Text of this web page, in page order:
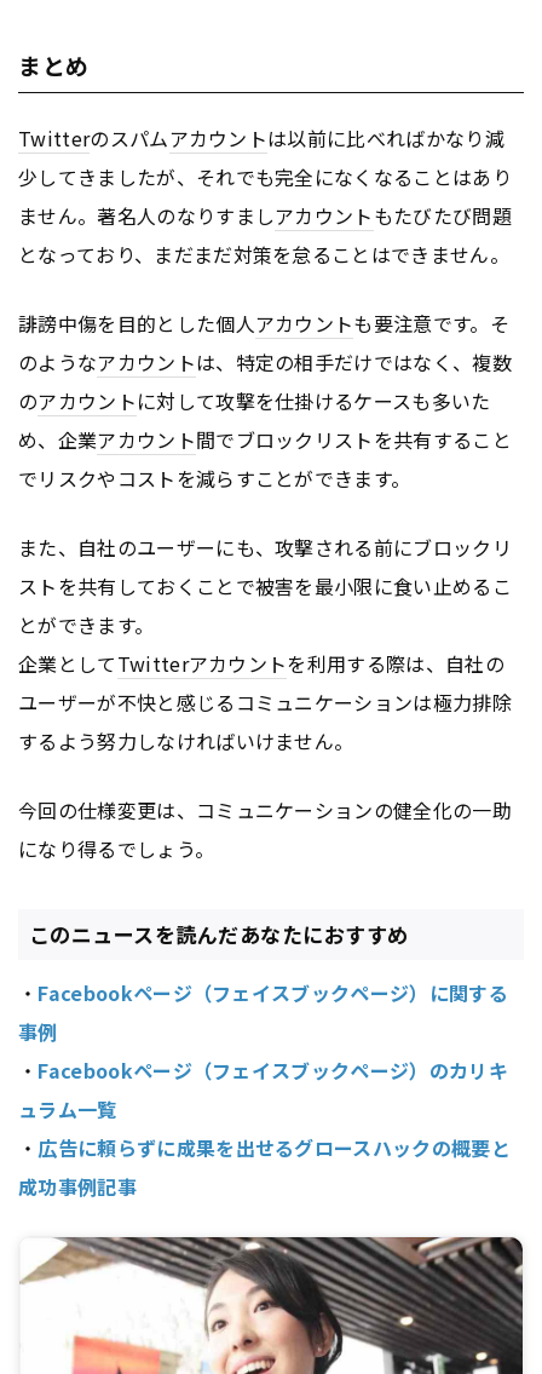
まとめ
Twitterのスパムアカウントは以前に比べればかなり減
少してきましたが、それでも完全になくなることはあり
ません。著名人のなりすましアカウントもたびたび問題
となっており、まだまだ対策を怠ることはできません。
誹謗中傷を目的とした個人アカウントも要注意です。そ
のようなアカウントは、特定の相手だけではなく、複数
のアカウントに対して攻撃を仕掛けるケースも多いた
め、企業アカウント間でブロックリストを共有すること
でリスクやコストを減らすことができます。
また、自社のユーザーにも、攻撃される前にブロックリ
ストを共有しておくことで被害を最小限に食い止めるこ
とができます。
企業としてTwitterアカウントを利用する際は、自社の
ユーザーが不快と感じるコミュニケーションは極力排除
するよう努力しなければいけません。
今回の仕様変更は、コミュニケーションの健全化の一助
になり得るでしょう。
このニュースを読んだあなたにおすすめ
・ Facebookページ（フェイスブックページ）に関する
事例
・ Facebookページ（フェイスブックページ）のカリキ
ュラム一覧
・ 広告に頼らずに成果を出せるグロースハックの概要と
成功事例記事